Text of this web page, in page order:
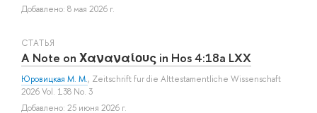
Добавлено: 8 мая 2026 г.
СТАТЬЯ
A Note on Χαναναίους in Hos 4:18a LXX
Юровицкая М. М., Zeitschrift fur die Alttestamentliche Wissenschaft
2026 Vol. 138 No. 3
Добавлено: 25 июня 2026 г.